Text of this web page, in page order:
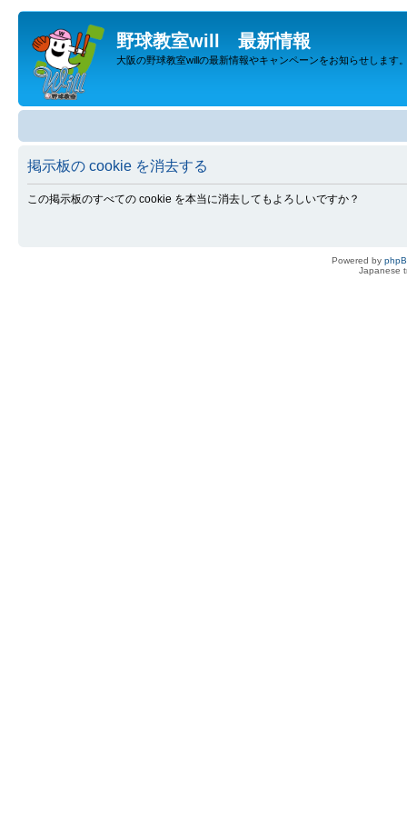
野球教室will 最新情報
大阪の野球教室willの最新情報やキャンペーンをお知らせします
掲示板の cookie を消去する
この掲示板のすべての cookie を本当に消去してもよろしいですか？
Powered by
Japanese